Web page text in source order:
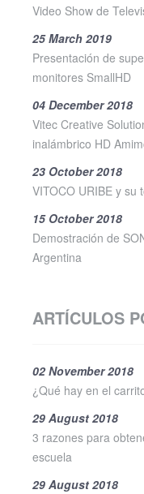
Video Show de
25 March 2019
Presentación de
monitores SmallHD
04 December 2018
Vitec Creative
inalámbrico HD
23 October 2018
VITOCO URIBE y su
15 October 2018
Demostración de
Argentina
ARTÍCULOS
02 November 2018
¿Qué hay en el
29 August 2018
3 razones para
escuela
29 August 2018